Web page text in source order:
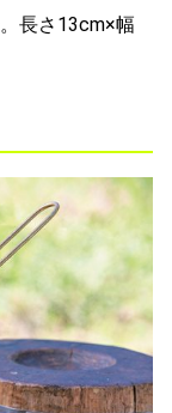
長さ13cm×幅